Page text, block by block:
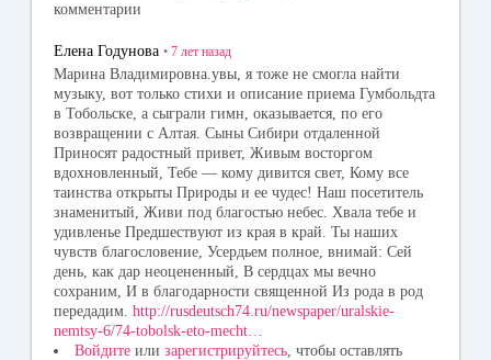
комментарии
Елена Годунова • 7 лет назад
Марина Владимировна.увы, я тоже не смогла найти
музыку, вот только стихи и описание приема Гумбольдта
в Тобольске, а сыграли гимн, оказывается, по его
возвращении с Алтая. Сыны Сибири отдаленной
Приносят радостный привет, Живым восторгом
вдохновленный, Тебе — кому дивится свет, Кому все
таинства открыты Природы и ее чудес! Наш посетитель
знаменитый, Живи под благостью небес. Хвала тебе и
удивленье Предшествуют из края в край. Ты наших
чувств благословение, Усердьем полное, внимай: Сей
день, как дар неоцененный, В сердцах мы вечно
сохраним, И в благодарности священной Из рода в род
передадим. http://rusdeutsch74.ru/newspaper/uralskie-
nemtsy-6/74-tobolsk-eto-mecht…
Войдите или зарегистрируйтесь , чтобы оставлять